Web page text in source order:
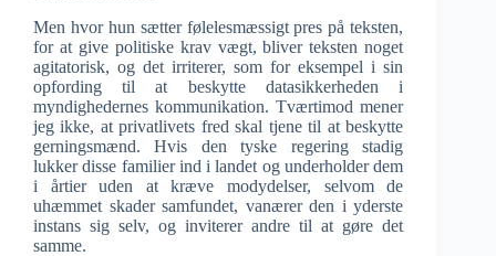
Men hvor hun sætter følelesmæssigt pres på teksten,
for at give politiske krav vægt, bliver teksten noget
agitatorisk, og det irriterer, som for eksempel i sin
opfording til at beskytte datasikkerheden i
myndighedernes kommunikation. Tværtimod mener
jeg ikke, at privatlivets fred skal tjene til at beskytte
gerningsmænd. Hvis den tyske regering stadig
lukker disse familier ind i landet og underholder dem
i årtier uden at kræve modydelser, selvom de
uhæmmet skader samfundet, vanærer den i yderste
instans sig selv, og inviterer andre til at gøre det
samme.